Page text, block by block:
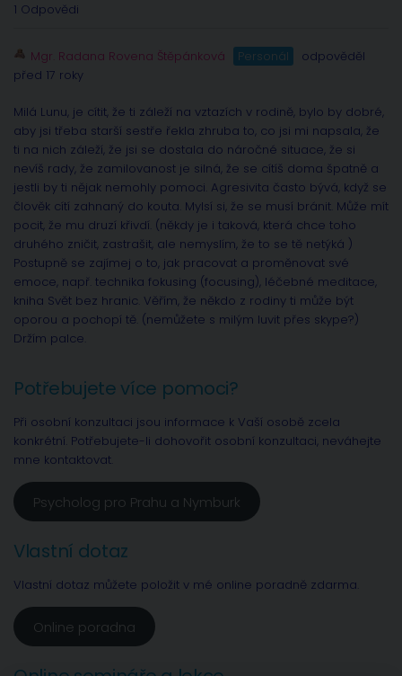
1 Odpovědi
Mgr. Radana Rovena Štěpánková Personál
odpověděl
před 17 roky
Milá Lunu, je cítit, že ti záleží na vztazích v rodině, bylo by dobré,
aby jsi třeba starší sestře řekla zhruba to, co jsi mi napsala, že
ti na nich záleží, že jsi se dostala do náročné situace, že si
nevíš rady, že zamilovanost je silná, že se cítíš doma špatně a
jestli by ti nějak nemohly pomoci. Agresivita často bývá, když se
člověk cítí zahnaný do kouta. Mylsí si, že se musí bránit. Může mít
pocit, že mu druzí křivdí. (někdy je i taková, která chce toho
druhého zničit, zastrašit, ale nemyslím, že to se tě netýká )
Postupně se zajímej o to, jak pracovat a proměnovat své
emoce, např. technika fokusing (focusing), léčebné meditace,
kniha Svět bez hranic. Věřím, že někdo z rodiny ti může být
oporou a pochopí tě. (nemůžete s milým luvit přes skype?)
Držím palce.
Potřebujete více pomoci?
Při osobní konzultaci jsou informace k Vaší osobě zcela
konkrétní. Potřebujete-li dohovořit osobní konzultaci, neváhejte
mne kontaktovat.
Psycholog pro Prahu a Nymburk
Vlastní dotaz
Vlastní dotaz můžete položit v mé online poradně zdarma.
Online poradna